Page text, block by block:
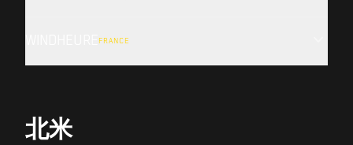
FRANCE
北米